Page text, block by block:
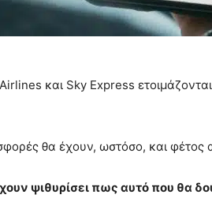
και Sky Express
θα έχουν, ωστόσο, και φέτος
ψιθυρίσει πως αυτό που θα